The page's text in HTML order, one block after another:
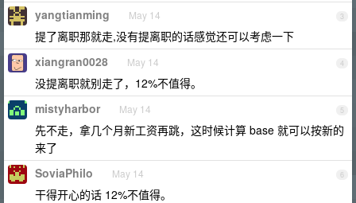
3
yangtianming May 14
提了离职那就走,没有提离职的话感觉还可以考虑一下
4
xiangran0028 May 14
没提离职就别走了，12%不值得。
5
mistyharbor May 14
先不走，拿几个月新工资再跳，这时候计算 base 就可以按新的
来了
6
SoviaPhilo May 14
干得开心的话 12%不值得。